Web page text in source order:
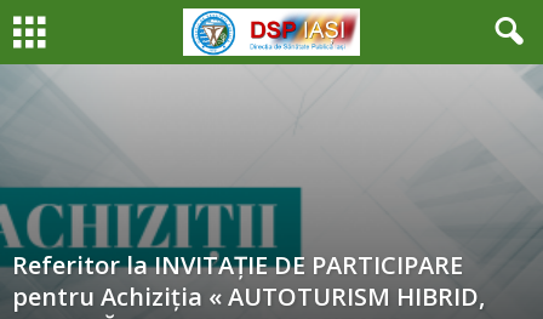
Referitor la INVITAȚIE DE PARTICIPARE
pentru Achiziția « AUTOTURISM HIBRID,